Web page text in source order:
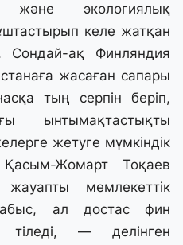
және экологиялық
келе жатқан
Сондай-ақ Финляндия
жасаған сапары
тың серпін беріп,
ынтымақтастықты
жетуге мүмкіндік
Қасым-Жомарт Тоқаев
мемлекеттік
ал достас фин
тіледі, — делінген